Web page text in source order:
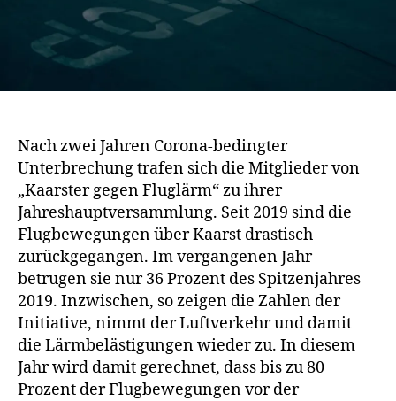
Nach zwei Jahren Corona-bedingter
Unterbrechung trafen sich die Mitglieder von
„Kaarster gegen Fluglärm“ zu ihrer
Jahreshauptversammlung. Seit 2019 sind die
Flugbewegungen über Kaarst drastisch
zurückgegangen. Im vergangenen Jahr
betrugen sie nur 36 Prozent des Spitzenjahres
2019. Inzwischen, so zeigen die Zahlen der
Initiative, nimmt der Luftverkehr und damit
die Lärmbelästigungen wieder zu. In diesem
Jahr wird damit gerechnet, dass bis zu 80
Prozent der Flugbewegungen vor der